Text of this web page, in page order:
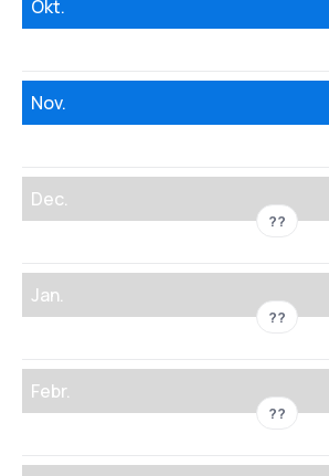
Okt.
Nov.
Dec.
??
Jan.
??
Febr.
??